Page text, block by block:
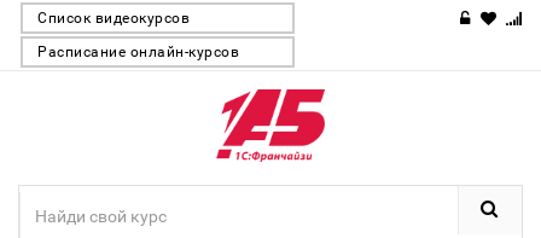
Список видеокурсов
Расписание онлайн-курсов